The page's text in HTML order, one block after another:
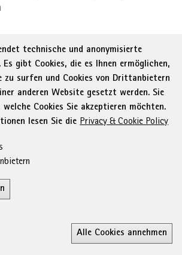
Shop professionell betreuen
technische und anonymisierte
Es gibt Cookies, die es Ihnen ermöglichen,
zu surfen und Cookies von Drittanbietern
anderen Website gesetzt werden. Sie
welche Cookies Sie akzeptieren möchten.
lesen Sie die Privacy & Cookie Policy
Alle Cookies annehmen